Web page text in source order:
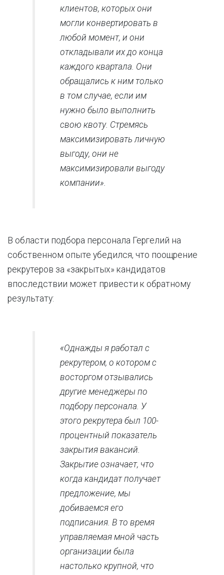
клиентов, которых они
могли конвертировать в
любой момент, и они
откладывали их до конца
каждого квартала. Они
обращались к ним только
в том случае, если им
нужно было выполнить
свою квоту. Стремясь
максимизировать личную
выгоду, они не
максимизировали выгоду
компании».
В области подбора персонала Гергелий на
собственном опыте убедился, что поощрение
рекрутеров за «закрытых» кандидатов
впоследствии может привести к обратному
результату:
«Однажды я работал с
рекрутером, о котором с
восторгом отзывались
другие менеджеры по
подбору персонала. У
этого рекрутера был 100-
процентный показатель
закрытия вакансий.
Закрытие означает, что
когда кандидат получает
предложение, мы
добиваемся его
подписания. В то время
управляемая мной часть
организации была
настолько крупной, что